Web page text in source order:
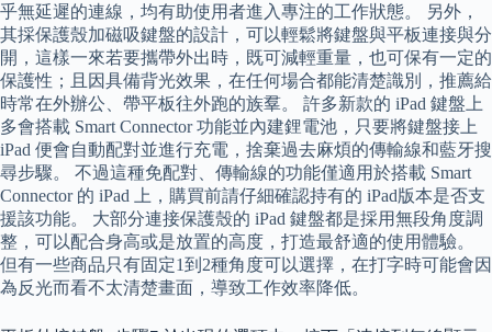
乎無延遲的連線，均有助使用者進入專注的工作狀態。 另外，
其採保護殼加磁吸鍵盤的設計，可以輕鬆將鍵盤與平板連接與分
開，這樣一來若要攜帶外出時，既可減輕重量，也可保有一定的
保護性；且因具備背光效果，在任何場合都能清楚識別，推薦給
時常在外辦公、帶平板往外跑的族羣。 許多新款的 iPad 鍵盤上
多會搭載 Smart Connector 功能並內建鋰電池，只要將鍵盤接上
iPad 便會自動配對並進行充電，捨棄過去麻煩的傳輸線和藍牙搜
尋步驟。 不過這種免配對、傳輸線的功能僅適用於搭載 Smart
Connector 的 iPad 上，購買前請仔細確認持有的 iPad版本是否支
援該功能。 大部分連接保護殼的 iPad 鍵盤都是採用無段角度調
整，可以配合身高或是放置的高度，打造最舒適的使用體驗。
但有一些商品只有固定1到2種角度可以選擇，在打字時可能會因
為反光而看不太清楚畫面，導致工作效率降低。